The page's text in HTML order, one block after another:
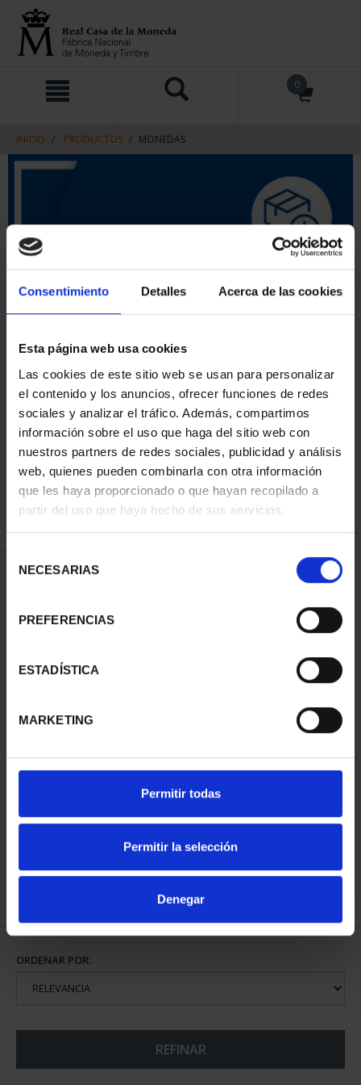
Consentimiento Detalles Acerca de las cookies
Esta página web usa cookies
Las cookies de este sitio web se usan para personalizar
el contenido y los anuncios, ofrecer funciones de redes
sociales y analizar el tráfico. Además, compartimos
información sobre el uso que haga del sitio web con
nuestros partners de redes sociales, publicidad y análisis
web, quienes pueden combinarla con otra información
que les haya proporcionado o que hayan recopilado a
partir del uso que haya hecho de sus servicios.
NECESARIAS
PREFERENCIAS
ESTADÍSTICA
MARKETING
Permitir todas
Permitir la selección
Denegar
contenido
navegacin
0
INICIO PRODUCTOS MONEDAS
ORDENAR POR:
REFINAR
1 Productos encontrados
CAPITALES ESPAÑOLAS
73,00 €
ORDENAR POR:
REFINAR